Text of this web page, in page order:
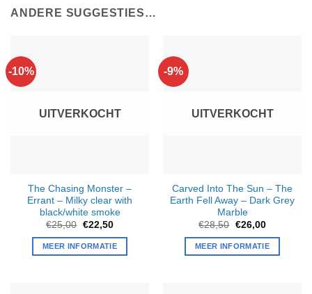
ANDERE SUGGESTIES…
-10%
UITVERKOCHT
The Chasing Monster –
Errant – Milky clear with
black/white smoke
€25,00 Oorspronkelijke
was:
€25,00.
€22,50Huidige
is:
€22,50.
MEER INFORMATIE
-9%
UITVERKOCHT
Carved Into The Sun – The
Earth Fell Away – Dark Grey
Marble
€28,50 Oorspronkelijke
was:
€28,50.
€26,00Huidige
is:
€26,00.
MEER INFORMATIE